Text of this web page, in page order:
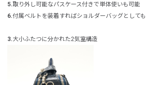
5.取り外し可能なパスケース付きで単体使いも可能
6.付属ベルトを装着すればショルダーバッグとして
3.大小ふたつに分かれた2気室構造